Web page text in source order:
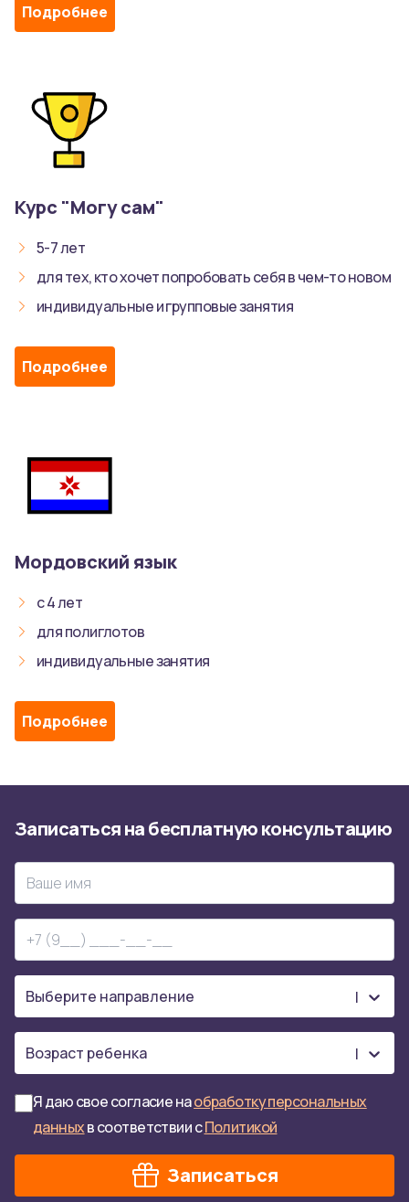
Подробнее
Курс "Могу сам"
5-7 лет
для тех, кто хочет попробовать себя в чем-то новом
индивидуальные и групповые занятия
Подробнее
Мордовский язык
с 4 лет
для полиглотов
индивидуальные занятия
Подробнее
Записатьсянабесплатнуюконсультацию
Я даю свое согласие наобработку персональных
данныхв соответствии сПолитикой
Записаться